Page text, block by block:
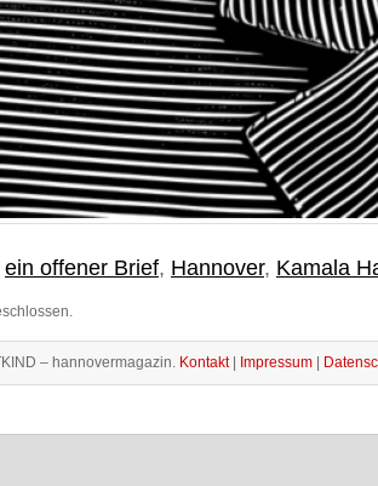
ein offener Brief, Hannover, Kamala
– hannovermagazin. Kontakt| Impressum